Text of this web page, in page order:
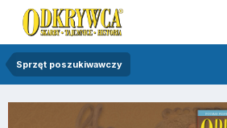
Sprzęt poszukiwawczy